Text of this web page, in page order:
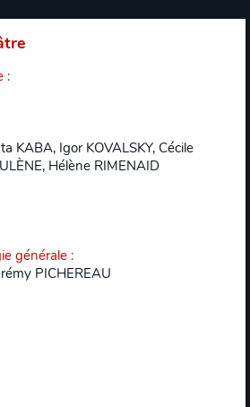
:
KABA, Igor KOVALSKY, Cécile
Hélène RIMENAID
générale :
PICHEREAU